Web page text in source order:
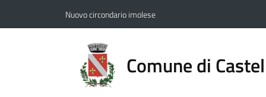
Nuovo circondario imolese
Comune di